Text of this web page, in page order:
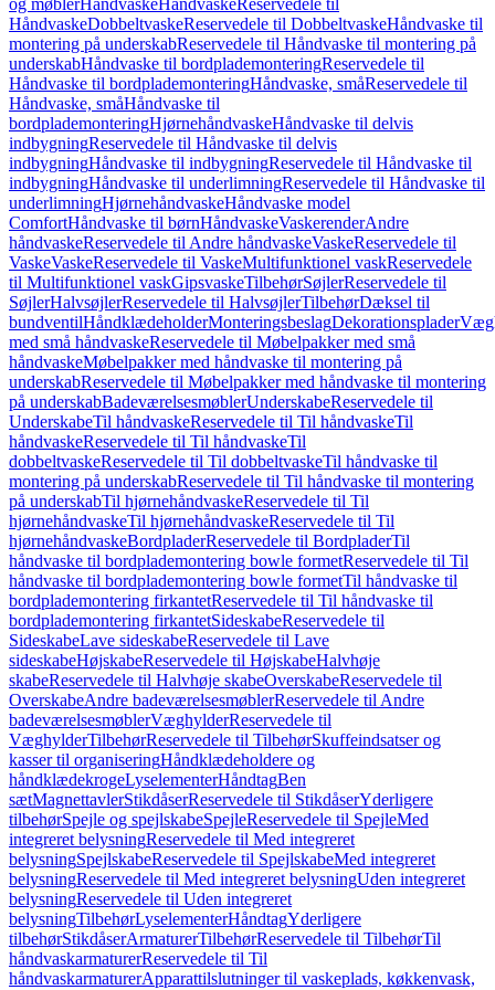
og møblerHåndvaskeHåndvaskeReservedele til
HåndvaskeDobbeltvaskeReservedele til DobbeltvaskeHåndvaske til
montering på underskabReservedele til Håndvaske til montering på
underskabHåndvaske til bordplademonteringReservedele til
Håndvaske til bordplademonteringHåndvaske, småReservedele til
Håndvaske, småHåndvaske til
bordplademonteringHjørnehåndvaskeHåndvaske til delvis
indbygningReservedele til Håndvaske til delvis
indbygningHåndvaske til indbygningReservedele til Håndvaske til
indbygningHåndvaske til underlimningReservedele til Håndvaske til
underlimningHjørnehåndvaskeHåndvaske model
ComfortHåndvaske til børnHåndvaskeVaskerenderAndre
håndvaskeReservedele til Andre håndvaskeVaskeReservedele til
VaskeVaskeReservedele til VaskeMultifunktionel vaskReservedele
til Multifunktionel vaskGipsvaskeTilbehørSøjlerReservedele til
SøjlerHalvsøjlerReservedele til HalvsøjlerTilbehørDæksel til
bundventilHåndklædeholderMonteringsbeslagDekorationsplader
med små håndvaskeReservedele til Møbelpakker med små
håndvaskeMøbelpakker med håndvaske til montering på
underskabReservedele til Møbelpakker med håndvaske til montering
på underskabBadeværelsesmøblerUnderskabeReservedele til
UnderskabeTil håndvaskeReservedele til Til håndvaskeTil
håndvaskeReservedele til Til håndvaskeTil
dobbeltvaskeReservedele til Til dobbeltvaskeTil håndvaske til
montering på underskabReservedele til Til håndvaske til montering
på underskabTil hjørnehåndvaskeReservedele til Til
hjørnehåndvaskeTil hjørnehåndvaskeReservedele til Til
hjørnehåndvaskeBordpladerReservedele til BordpladerTil
håndvaske til bordplademontering bowle formetReservedele til Til
håndvaske til bordplademontering bowle formetTil håndvaske til
bordplademontering firkantetReservedele til Til håndvaske til
bordplademontering firkantetSideskabeReservedele til
SideskabeLave sideskabeReservedele til Lave
sideskabeHøjskabeReservedele til HøjskabeHalvhøje
skabeReservedele til Halvhøje skabeOverskabeReservedele til
OverskabeAndre badeværelsesmøblerReservedele til Andre
badeværelsesmøblerVæghylderReservedele til
VæghylderTilbehørReservedele til TilbehørSkuffeindsatser og
kasser til organiseringHåndklædeholdere og
håndklædekrogeLyselementerHåndtagBen
sætMagnettavlerStikdåserReservedele til StikdåserYderligere
tilbehørSpejle og spejlskabeSpejleReservedele til SpejleMed
integreret belysningReservedele til Med integreret
belysningSpejlskabeReservedele til SpejlskabeMed integreret
belysningReservedele til Med integreret belysningUden integreret
belysningReservedele til Uden integreret
belysningTilbehørLyselementerHåndtagYderligere
tilbehørStikdåserArmaturerTilbehørReservedele til TilbehørTil
håndvaskarmaturerReservedele til Til
håndvaskarmaturerApparattilslutninger til vaskeplads, køkkenvask,